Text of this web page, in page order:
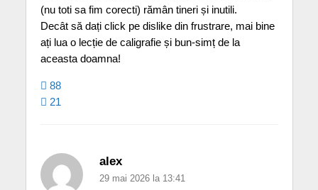
(nu toti sa fim corecti) rămân tineri și inutili.
Decât să dați click pe dislike din frustrare, mai bine
ați lua o lecție de caligrafie și bun-simț de la
aceasta doamna!
88
21
alex
29 mai 2026 la 13:41